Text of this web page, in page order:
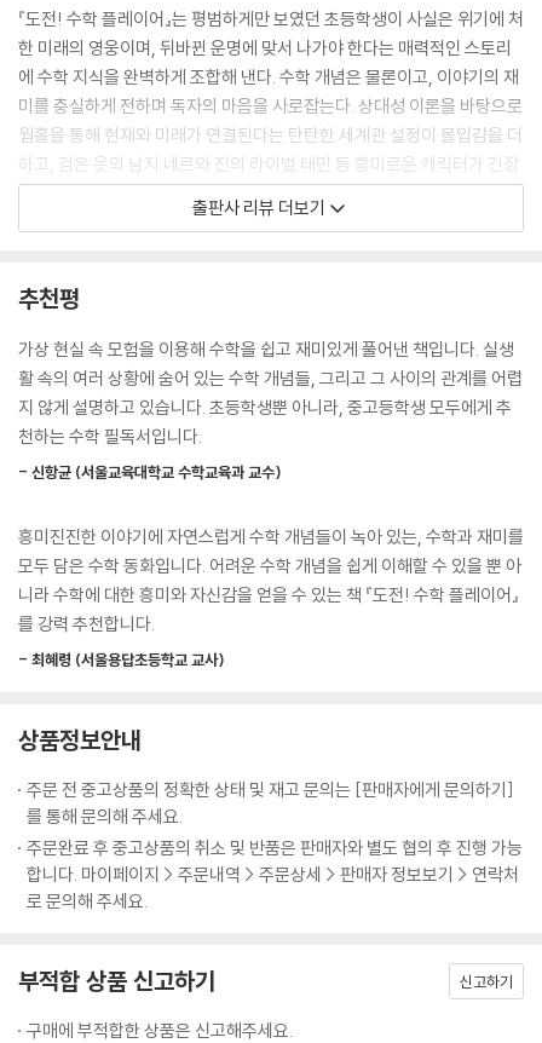
『도전! 수학 플레이어』는 평범하게만 보였던 초등학생이 사실은 위기에 처
한 미래의 영웅이며, 뒤바뀐 운명에 맞서 나가야 한다는 매력적인 스토리
에 수학 지식을 완벽하게 조합해 낸다. 수학 개념은 물론이고, 이야기의 재
미를 충실하게 전하며 독자의 마음을 사로잡는다. 상대성 이론을 바탕으로
웜홀을 통해 현재와 미래가 연결된다는 탄탄한 세계관 설정이 몰입감을 더
하고, 검은 옷의 남자 네르와 진의 라이벌 태민 등 흥미로운 캐릭터가 긴장
감을 높인다. 여기에 박진감 넘치면서도 유머러스한 코익의 만화가 어우러
지면서 생생한 즐거움을 선사한다.
미션을 따라가며 배우는 수학 지식
현직 초등학교 교사인 김리나 작가는 미국 보스턴칼리지에서 수학교육으
로 박사학위를 받는 등 오랫동안 한국과 미국에서 초·중·고 수학 수업 사례
를 연구하며, 수학을 어떻게 가르쳐야 할지 고민해 왔다. 이 책은 전작 ‘수
접근하며, 수학 개념을 연결해서 이해하도록 돕는다. 특히 ‘게임 속 가상 현
나들며 수학을 다채롭게 만나게 한다.
1권에서 주요하게 다루는 개념은 ‘비와 비율’ 그리고 피타고라스의 정리다.
주인공 진이 6학년 1학기 수업시간에 배우는 비와 비율은 이후 중고등학
교 과정에서 등장하는 삼각비와 삼각함수를 이해하는 출발점이 되는 개념
연결해 나간다. 진은 게임 속 가상 현실에서 피타고라스의 제자들을 만나
니라 수를 이해하는 데 있어서도 중요한 역할을 했다는 사실을 알게 된다.
독자들은 진의 모험을 함께하며 자연스레 수학 지식을 익히게 된다.
사전 서평단 500명의 극찬!
는 거죠? (yo*****)
뭐야, 순식간에 읽었다. 생각보다 너무 재밌잖아. 그래서 다음 편은 언제 나
출판사 리뷰 더보기
추천평
가상 현실 속 모험을 이용해 수학을 쉽고 재미있게 풀어낸 책입니다. 실생
활 속의 여러 상황에 숨어 있는 수학 개념들, 그리고 그 사이의 관계를 어렵
지 않게 설명하고 있습니다. 초등학생뿐 아니라, 중고등학생 모두에게 추
천하는 수학 필독서입니다.
- 신항균 (서울교육대학교 수학교육과 교수)
흥미진진한 이야기에 자연스럽게 수학 개념들이 녹아 있는, 수학과 재미를
모두 담은 수학 동화입니다. 어려운 수학 개념을 쉽게 이해할 수 있을 뿐 아
니라 수학에 대한 흥미와 자신감을 얻을 수 있는 책 『도전! 수학 플레이어』
를 강력 추천합니다.
- 최혜령 (서울용답초등학교 교사)
상품정보안내
주문 전 중고상품의 정확한 상태 및 재고 문의는 [판매자에게 문의하기]
를 통해 문의해 주세요.
주문완료 후 중고상품의 취소 및 반품은 판매자와 별도 협의 후 진행 가능
합니다. 마이페이지 > 주문내역 > 주문상세 > 판매자 정보보기 > 연락처
로 문의해 주세요.
부적합 상품 신고하기 신고하기
구매에 부적합한 상품은 신고해주세요.